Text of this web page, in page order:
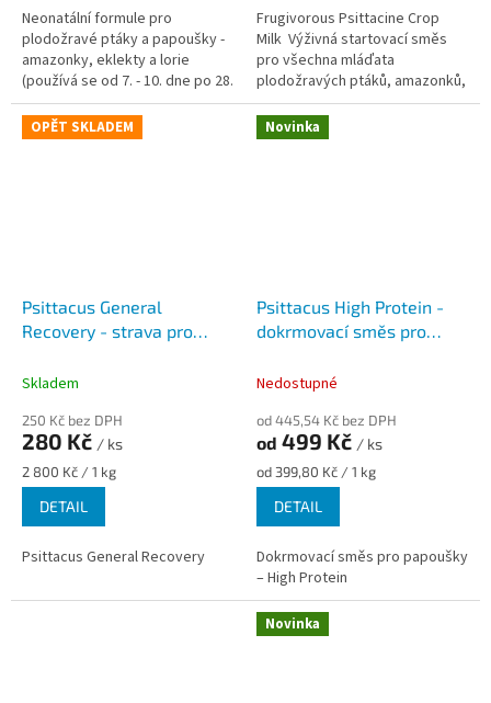
Neonatální formule pro
plodožravé ptáky a papoušky -
amazonky, eklekty a lorie
(používá se od 7. - 10. dne po 28.
den věku)
Frugivorous Psittacine Crop
Milk Výživná startovací směs
pro všechna mláďata
plodožravých ptáků, amazonků,
eklektů a loriů od vylíhnutí až po
7. den života
OPĚT SKLADEM
Psittacus General
Recovery - strava pro
Skladem
250 Kč bez DPH
280 Kč / ks
Měrná
cena:
2 800 Kč / 1 kg
DETAIL
Psittacus General Recovery
Novinka
Psittacus High Protein -
dokrmovací směs pro
Nedostupné
od 445,54 Kč bez DPH
od 499 Kč / ks
Měrná
cena:
od 399,80 Kč / 1 kg
DETAIL
Dokrmovací směs pro papoušky
– High Protein
Novinka